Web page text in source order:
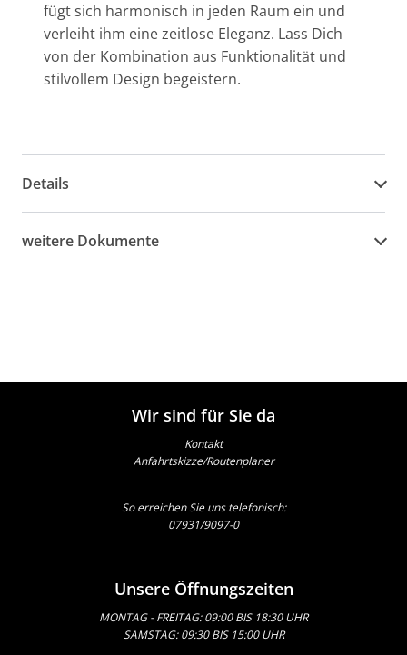
fügt sich harmonisch in jeden Raum ein und
verleiht ihm eine zeitlose Eleganz. Lass Dich
von der Kombination aus Funktionalität und
stilvollem Design begeistern.
Details
weitere Dokumente
Wir sind für Sie da
Kontakt
Anfahrtskizze/Routenplaner
So erreichen Sie uns telefonisch:
07931/9097-0
Unsere Öffnungszeiten
MONTAG - FREITAG: 09:00 BIS 18:30 UHR
SAMSTAG: 09:30 BIS 15:00 UHR